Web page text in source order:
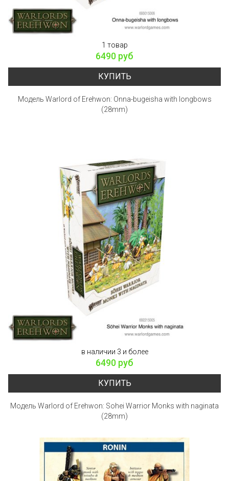
1 товар
6490 руб
КУПИТЬ
Модель Warlord of Erehwon: Onna-bugeisha with longbows
(28mm)
в наличии 3 и более
6490 руб
КУПИТЬ
Модель Warlord of Erehwon: Sohei Warrior Monks with naginata
(28mm)